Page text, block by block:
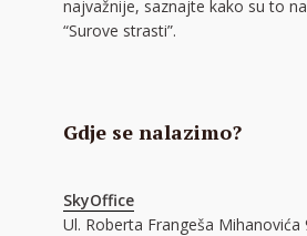
najvažnije, saznajte kako su to
“Surove strasti”.
Gdje se nalazimo?
SkyOffice
Ul. Roberta Frangeša Mihanovića